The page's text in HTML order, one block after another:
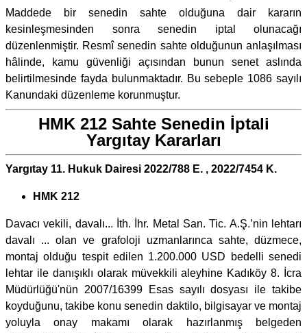
Maddede bir senedin sahte olduğuna dair kararın
kesinleşmesinden sonra senedin iptal olunacağı
düzenlenmiştir. Resmî senedin sahte olduğunun anlaşılması
hâlinde, kamu güvenliği açısından bunun senet aslında
belirtilmesinde fayda bulunmaktadır. Bu sebeple 1086 sayılı
Kanundaki düzenleme korunmuştur.
HMK 212 Sahte Senedin İptali
Yargıtay Kararları
Yargıtay 11. Hukuk Dairesi 2022/788 E. , 2022/7454 K.
HMK 212
Davacı vekili, davalı... İth. İhr. Metal San. Tic. A.Ş.’nin lehtarı
davalı ... olan ve grafoloji uzmanlarınca sahte, düzmece,
montaj olduğu tespit edilen 1.200.000 USD bedelli senedi
lehtar ile danışıklı olarak müvekkili aleyhine Kadıköy 8. İcra
Müdürlüğü'nün 2007/16399 Esas sayılı dosyası ile takibe
koyduğunu, takibe konu senedin daktilo, bilgisayar ve montaj
yoluyla onay makamı olarak hazırlanmış belgeden